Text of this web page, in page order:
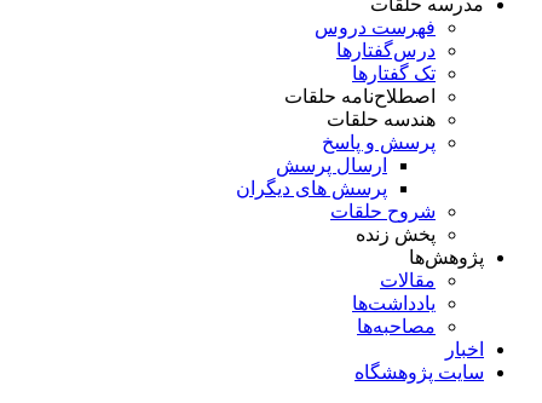
مدرسه حلقات
فهرست دروس
درس‌گفتار‌ها
تک گفتارها
اصطلاح‌نامه حلقات
هندسه حلقات
پرسش و پاسخ
ارسال پرسش
پرسش های دیگران
شروح حلقات
پخش زنده
پژوهش‌ها
مقالات
یادداشت‌ها
مصاحبه‌ها
اخبار
سایت پژوهشگاه